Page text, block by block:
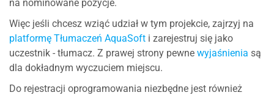
na nominowane pozycje.
Więc jeśli chcesz wziąć udział w tym projekcie, zajrzyj na
platformę Tłumaczeń AquaSoft i zarejestruj się jako
uczestnik - tłumacz. Z prawej strony pewne wyjaśnienia są
dla dokładnym wyczuciem miejscu.
Do rejestracji oprogramowania niezbędne jest również